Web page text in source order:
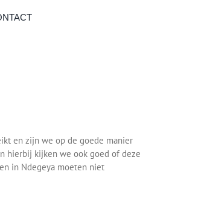
en zijn we op de goede manier
hierbij kijken we ook goed of deze
in Ndegeya moeten niet